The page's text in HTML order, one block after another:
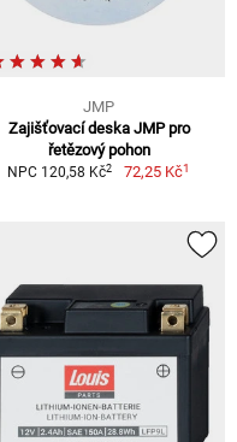
JMP
Zajišťovací deska JMP pro
řetězový pohon
NPC 120,58 Kč2 72,25 Kč1